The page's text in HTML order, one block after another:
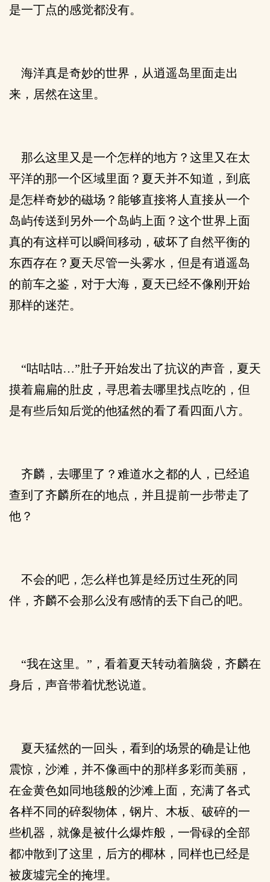
是一丁点的感觉都没有。
海洋真是奇妙的世界，从逍遥岛里面走出
来，居然在这里。
那么这里又是一个怎样的地方？这里又在太
平洋的那一个区域里面？夏天并不知道，到底
是怎样奇妙的磁场？能够直接将人直接从一个
岛屿传送到另外一个岛屿上面？这个世界上面
真的有这样可以瞬间移动，破坏了自然平衡的
东西存在？夏天尽管一头雾水，但是有逍遥岛
的前车之鉴，对于大海，夏天已经不像刚开始
那样的迷茫。
“咕咕咕…”肚子开始发出了抗议的声音，夏天
摸着扁扁的肚皮，寻思着去哪里找点吃的，但
是有些后知后觉的他猛然的看了看四面八方。
齐麟，去哪里了？难道水之都的人，已经追
查到了齐麟所在的地点，并且提前一步带走了
他？
不会的吧，怎么样也算是经历过生死的同
伴，齐麟不会那么没有感情的丢下自己的吧。
“我在这里。”，看着夏天转动着脑袋，齐麟在
身后，声音带着忧愁说道。
夏天猛然的一回头，看到的场景的确是让他
震惊，沙滩，并不像画中的那样多彩而美丽，
在金黄色如同地毯般的沙滩上面，充满了各式
各样不同的碎裂物体，钢片、木板、破碎的一
些机器，就像是被什么爆炸般，一骨碌的全部
都冲散到了这里，后方的椰林，同样也已经是
被废墟完全的掩埋。